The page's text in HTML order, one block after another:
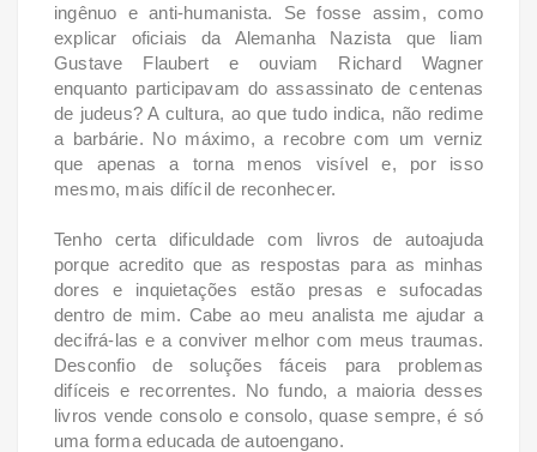
ingênuo e anti-humanista. Se fosse assim, como
explicar oficiais da Alemanha Nazista que liam
Gustave Flaubert e ouviam Richard Wagner
enquanto participavam do assassinato de centenas
de judeus? A cultura, ao que tudo indica, não redime
a barbárie. No máximo, a recobre com um verniz
que apenas a torna menos visível e, por isso
mesmo, mais difícil de reconhecer.
Tenho certa dificuldade com livros de autoajuda
porque acredito que as respostas para as minhas
dores e inquietações estão presas e sufocadas
dentro de mim. Cabe ao meu analista me ajudar a
decifrá-las e a conviver melhor com meus traumas.
Desconfio de soluções fáceis para problemas
difíceis e recorrentes. No fundo, a maioria desses
livros vende consolo e consolo, quase sempre, é só
uma forma educada de autoengano.